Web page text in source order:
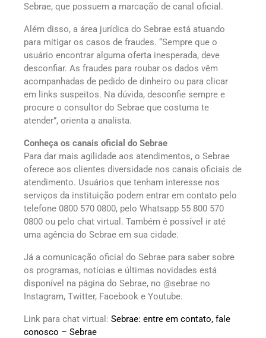
Sebrae, que possuem a marcação de canal oficial.
Além disso, a área jurídica do Sebrae está atuando
para mitigar os casos de fraudes. “Sempre que o
usuário encontrar alguma oferta inesperada, deve
desconfiar. As fraudes para roubar os dados vêm
acompanhadas de pedido de dinheiro ou para clicar
em links suspeitos. Na dúvida, desconfie sempre e
procure o consultor do Sebrae que costuma te
atender”, orienta a analista.
Conheça os canais oficial do Sebrae
Para dar mais agilidade aos atendimentos, o Sebrae
oferece aos clientes diversidade nos canais oficiais de
atendimento. Usuários que tenham interesse nos
serviços da instituição podem entrar em contato pelo
telefone 0800 570 0800, pelo Whatsapp 55 800 570
0800 ou pelo chat virtual. Também é possível ir até
uma agência do Sebrae em sua cidade.
Já a comunicação oficial do Sebrae para saber sobre
os programas, notícias e últimas novidades está
disponível na página do Sebrae, no @sebrae no
Instagram, Twitter, Facebook e Youtube.
Link para chat virtual: Sebrae: entre em contato, fale
conosco – Sebrae